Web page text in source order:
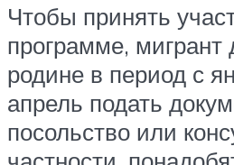
Чтобы принять
программе,
родине в период с
апрель подать
посольство или